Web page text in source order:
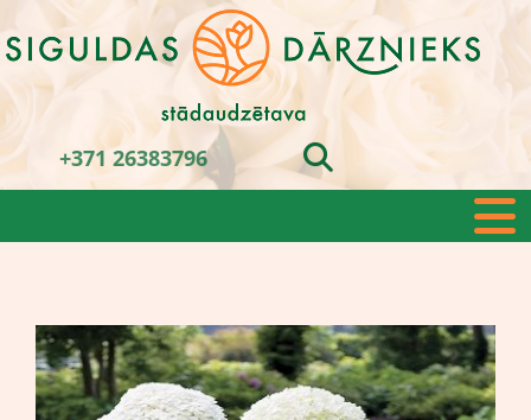
+371 26383796